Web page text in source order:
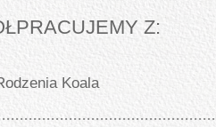
Z:
Koala